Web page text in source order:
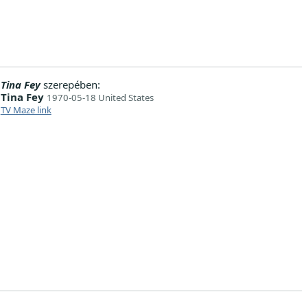
Tina Feyszerepében:
Tina Fey 1970-05-18 United States
TV Maze link